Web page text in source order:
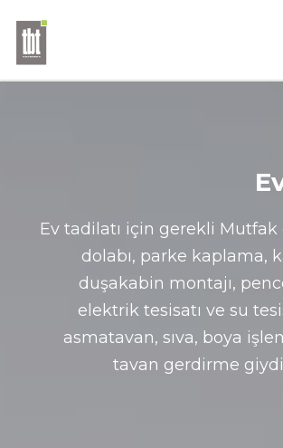
Ev tadilatı için gerekli Mutfak
dolabı, parke kaplama,
duşakabin montajı,
elektrik tesisatı ve su
asmatavan, sıva, boya
tavan gerdirme